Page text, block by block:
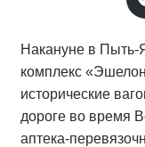
Накануне в
комплекс
исторические
дороге во время
аптека-